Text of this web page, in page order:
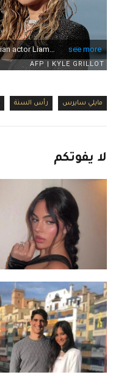
مايلي سايرس رأس السنة
لا يفوتكم